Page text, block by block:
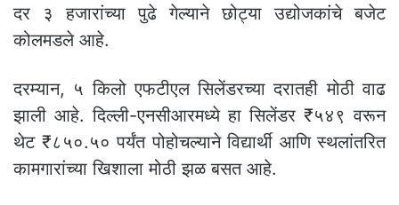
दर ३ हजारांच्या पुढे गेल्याने छोट्या उद्योजकांचे बजेट
कोलमडले आहे.
दरम्यान, ५ किलो एफटीएल सिलेंडरच्या दरातही मोठी वाढ
झाली आहे. दिल्ली-एनसीआरमध्ये हा सिलेंडर ₹५४९ वरून
थेट ₹८५०.५० पर्यंत पोहोचल्याने विद्यार्थी आणि स्थलांतरित
कामगारांच्या खिशाला मोठी झळ बसत आहे.